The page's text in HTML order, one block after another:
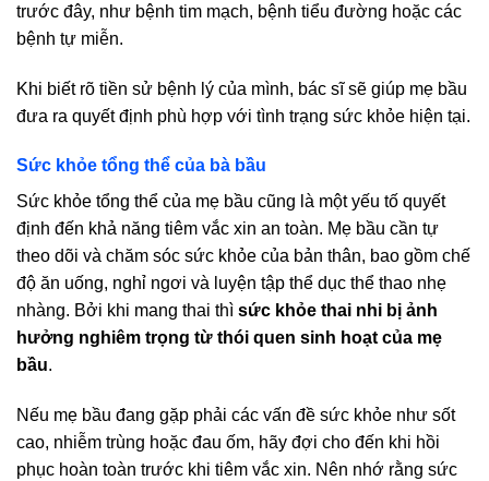
trước đây, như bệnh tim mạch, bệnh tiểu đường hoặc các
bệnh tự miễn.
Khi biết rõ tiền sử bệnh lý của mình, bác sĩ sẽ giúp mẹ bầu
đưa ra quyết định phù hợp với tình trạng sức khỏe hiện tại.
Sức khỏe tổng thể của bà bầu
Sức khỏe tổng thể của mẹ bầu cũng là một yếu tố quyết
định đến khả năng tiêm vắc xin an toàn. Mẹ bầu cần tự
theo dõi và chăm sóc sức khỏe của bản thân, bao gồm chế
độ ăn uống, nghỉ ngơi và luyện tập thể dục thể thao nhẹ
nhàng. Bởi khi mang thai thì sức khỏe thai nhi bị ảnh
hưởng nghiêm trọng từ thói quen sinh hoạt của mẹ
bầu.
Nếu mẹ bầu đang gặp phải các vấn đề sức khỏe như sốt
cao, nhiễm trùng hoặc đau ốm, hãy đợi cho đến khi hồi
phục hoàn toàn trước khi tiêm vắc xin. Nên nhớ rằng sức